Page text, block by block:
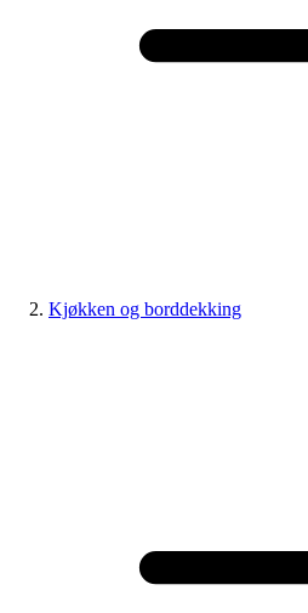
Kjøkken og borddekking